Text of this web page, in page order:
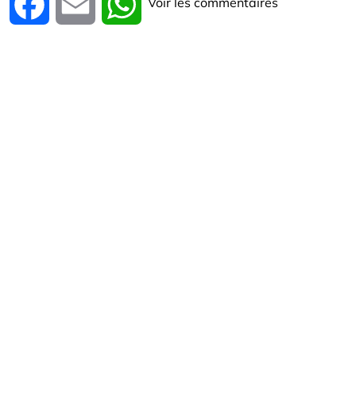
Facebook Email WhatsApp